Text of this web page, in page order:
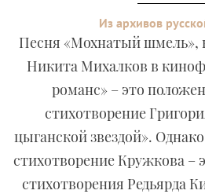
Из архивов
Песня «Мохнатый шмель»,
Никита Михалков в
романс» – это
стихотворение
цыганской звездой».
стихотворение Кружкова –
стихотворения Редьярда